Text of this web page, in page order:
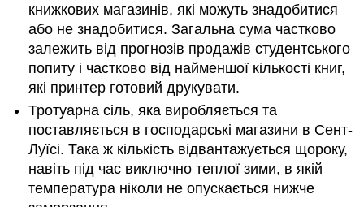
книжкових магазинів, які можуть знадобитися
або не знадобитися. Загальна сума частково
залежить від прогнозів продажів студентського
попиту і частково від найменшої кількості книг,
які принтер готовий друкувати.
Тротуарна сіль, яка виробляється та
поставляється в господарські магазини в Сент-
Луїсі. Така ж кількість відвантажується щороку,
навіть під час виключно теплої зими, в якій
температура ніколи не опускається нижче